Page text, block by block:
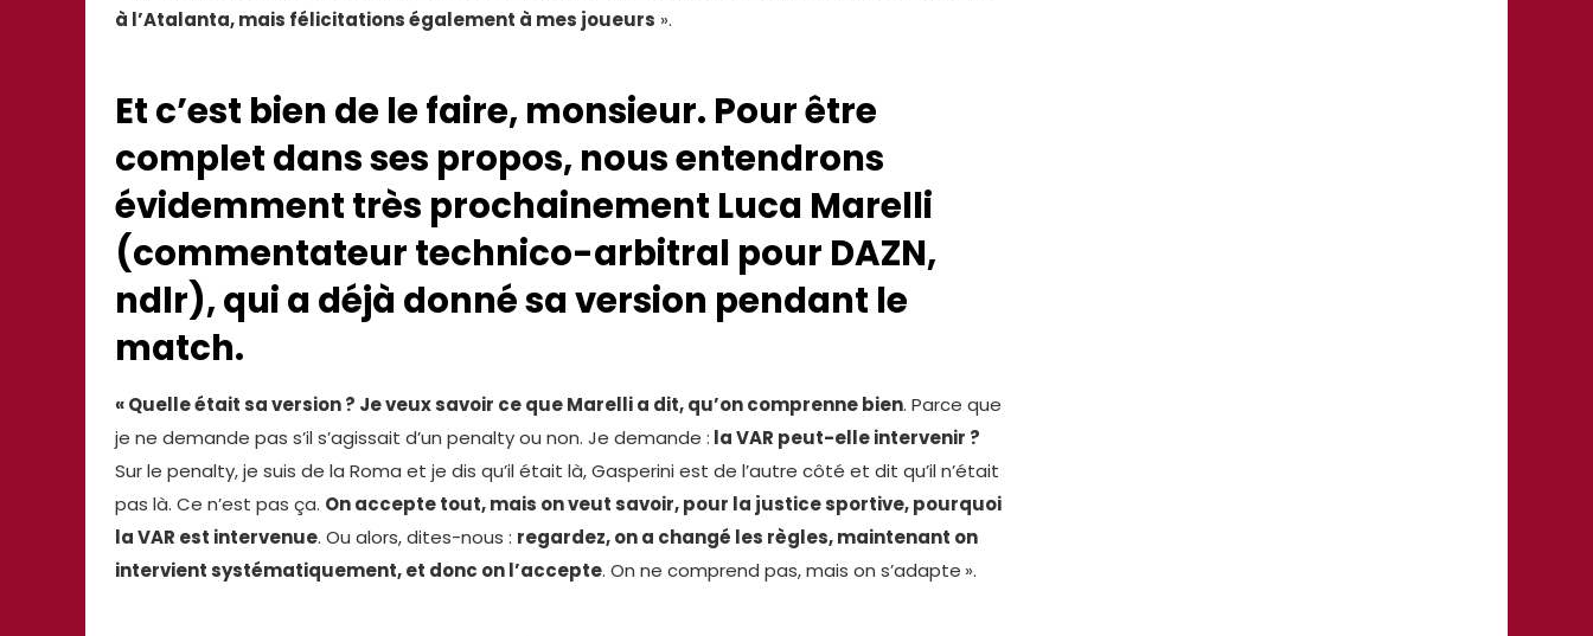
à l’Atalanta, mais félicitations également à mes joueurs ».
Et c’est bien de le faire, monsieur. Pour être
complet dans ses propos, nous entendrons
évidemment très prochainement Luca Marelli
(commentateur technico-arbitral pour DAZN,
ndlr), qui a déjà donné sa version pendant le
match.
« Quelle était sa version ? Je veux savoir ce que Marelli a dit, qu’on comprenne bien. Parce que
je ne demande pas s’il s’agissait d’un penalty ou non. Je demande : la VAR peut-elle intervenir ?
Sur le penalty, je suis de la Roma et je dis qu’il était là, Gasperini est de l’autre côté et dit qu’il n’était
pas là. Ce n’est pas ça. On accepte tout, mais on veut savoir, pour la justice sportive, pourquoi
la VAR est intervenue. Ou alors, dites-nous : regardez, on a changé les règles, maintenant on
intervient systématiquement, et donc on l’accepte. On ne comprend pas, mais on s’adapte ».